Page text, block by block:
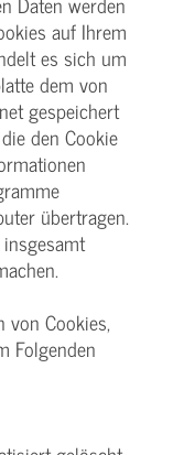
auf Ihrem
es sich um
dem von
gespeichert
den Cookie
übertragen.
von Cookies,
Folgenden